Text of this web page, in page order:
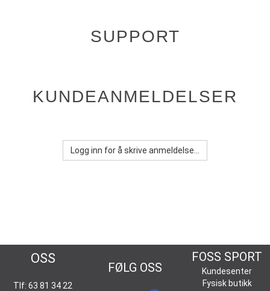
SUPPORT
KUNDEANMELDELSER
Logg inn for å skrive anmeldelse...
OSS
Tlf: 63 81 34 22
FØLG OSS
FOSS SPORT
Kundesenter
Fysisk butikk